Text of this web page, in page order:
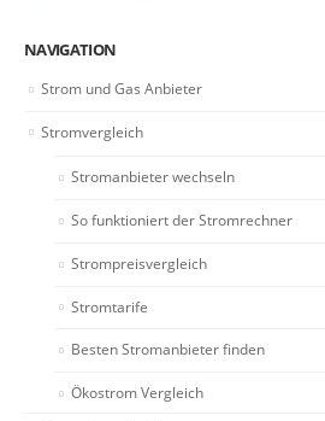
NAVIGATION
Strom und Gas Anbieter
Stromvergleich
Stromanbieter wechseln
So funktioniert der Stromrechner
Strompreisvergleich
Stromtarife
Besten Stromanbieter finden
Ökostrom Vergleich